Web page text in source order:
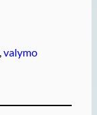
, valymo